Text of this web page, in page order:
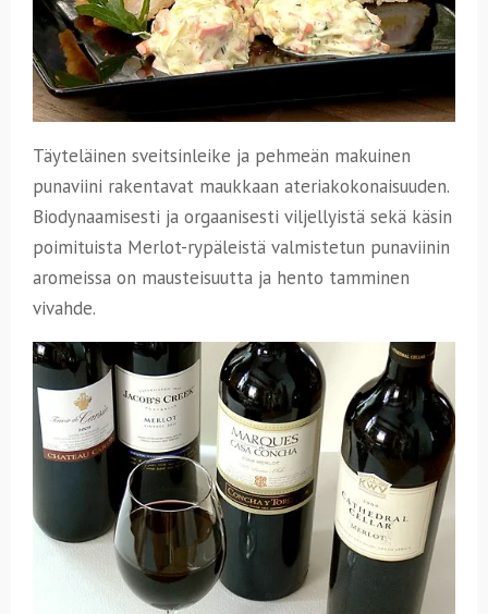
Täyteläinen sveitsinleike ja pehmeän makuinen
punaviini rakentavat maukkaan ateriakokonaisuuden.
Biodynaamisesti ja orgaanisesti viljellyistä sekä käsin
poimituista Merlot-rypäleistä valmistetun punaviinin
aromeissa on mausteisuutta ja hento tamminen
vivahde.